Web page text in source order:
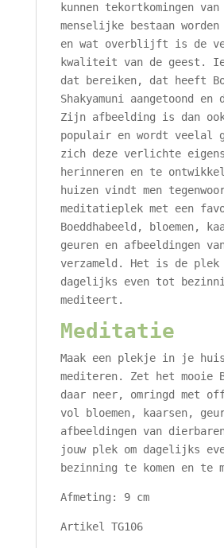
kunnen tekortkomingen
menselijke bestaan worden
en wat overblijft is de
kwaliteit van de geest.
dat bereiken, dat heeft
Shakyamuni aangetoond en
Zijn afbeelding is dan
populair en wordt veelal
zich deze verlichte
herinneren en te
huizen vindt men
meditatieplek met een
Boeddhabeeld, bloemen,
geuren en afbeeldingen
verzameld. Het is de plek
dagelijks even tot
mediteert.
Meditatie
Maak een plekje in je
mediteren. Zet het mooie
daar neer, omringd met
vol bloemen, kaarsen,
afbeeldingen van
jouw plek om dagelijks
bezinning te komen en te
Afmeting: 9 cm
Artikel TG106